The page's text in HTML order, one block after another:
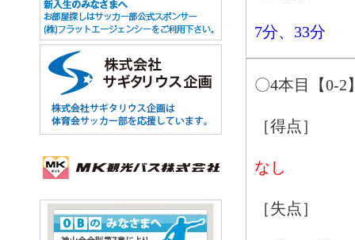
7分、33分
〇4本目【0-2
［得点］
なし
［失点］